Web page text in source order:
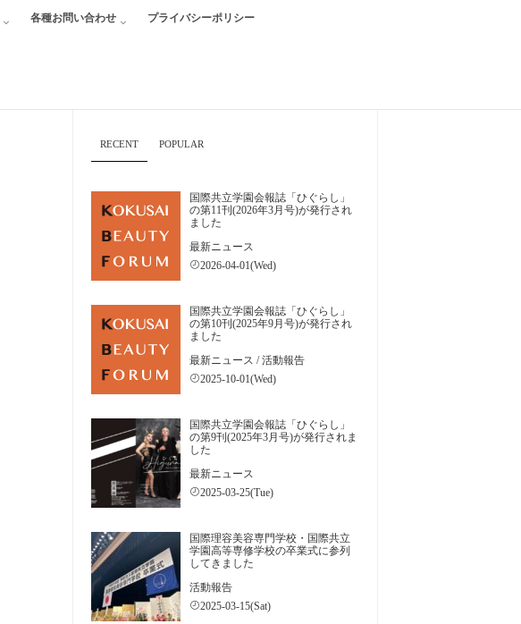
各種お問い合わせ プライバシーポリシー
RECENT POPULAR
国際共立学園会報誌「ひぐらし」
の第11刊(2026年3月号)が発行され
ました
最新ニュース
2026-04-01(Wed)
国際共立学園会報誌「ひぐらし」
の第10刊(2025年9月号)が発行され
ました
最新ニュース /活動報告
2025-10-01(Wed)
国際共立学園会報誌「ひぐらし」
の第9刊(2025年3月号)が発行されま
した
最新ニュース
2025-03-25(Tue)
国際理容美容専門学校・国際共立
学園高等専修学校の卒業式に参列
してきました
活動報告
2025-03-15(Sat)